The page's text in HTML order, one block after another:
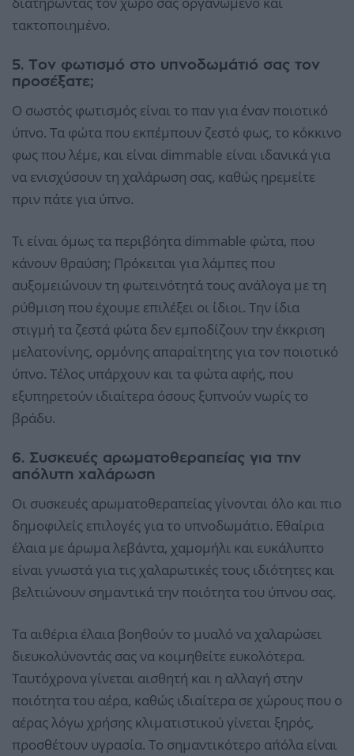
τακτοποιημένο.
5. Τον φωτισμό στο υπνοδωμάτιό σας τον
προσέξατε;
Ο σωστός φωτισμός είναι το παν για έναν ποιοτικό
ύπνο. Τα φώτα που εκπέμπουν ζεστό φως, το κόκκινο
φως που λέμε, και είναι dimmable είναι ιδανικά για
να ενισχύσουν τη χαλάρωση σας, καθώς ηρεμείτε
πριν πάτε για ύπνο.
Τι είναι όμως τα περιβόητα dimmable φώτα, που
κάνουν θραύση; Πρόκειται για λάμπες που
αυξομειώνουν τη φωτεινότητά τους ανάλογα με τη
ρύθμιση που έχουμε επιλέξει οι ίδιοι. Την ίδια
στιγμή τα ζεστά φώτα δεν εμποδίζουν την έκκριση
μελατονίνης, ορμόνης απαραίτητης για τον ποιοτικό
ύπνο. Τέλος υπάρχουν και τα φώτα αφής, που
εξυπηρετούν ιδιαίτερα όσους ξυπνούν νωρίς το
βράδυ.
6. Συσκευές αρωματοθεραπείας για την
απόλυτη χαλάρωση
Οι συσκευές αρωματοθεραπείας γίνονται όλο και πιο
δημοφιλείς επιλογές για το υπνοδωμάτιο. Εθαίρια
έλαια με άρωμα λεβάντα, χαμομήλι και ευκάλυπτο
είναι γνωστά για τις χαλαρωτικές τους ιδιότητες και
βελτιώνουν σημαντικά την ποιότητα του ύπνου σας.
Τα αιθέρια έλαια βοηθούν το μυαλό να χαλαρώσει
διευκολύνοντάς σας να κοιμηθείτε ευκολότερα.
Ταυτόχρονα γίνεται αισθητή και η αλλαγή στην
ποιότητα του αέρα, καθώς ιδιαίτερα σε χώρους που ο
αέρας λόγω χρήσης κλιματιστικού γίνεται ξηρός,
προσθέτουν υγρασία. Το σημαντικότερο απ΄όλα είναι